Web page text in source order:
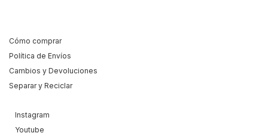
Cómo comprar
Política de Envíos
Cambios y Devoluciones
Separar y Reciclar
Instagram
Youtube